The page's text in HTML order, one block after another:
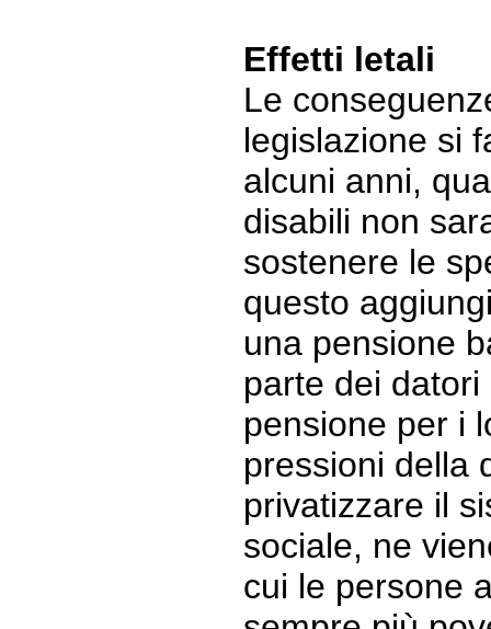
Effetti letali
Le
legislazione si
alcuni anni,
disabili non
sostenere le
questo
una pensione
parte dei
pensione per i
pressioni della
privatizzare il
sociale, ne
cui le persone